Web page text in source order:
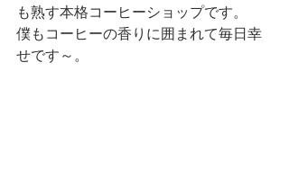
も熟す本格コーヒーショップです。
僕もコーヒーの香りに囲まれて毎日幸
せです～。